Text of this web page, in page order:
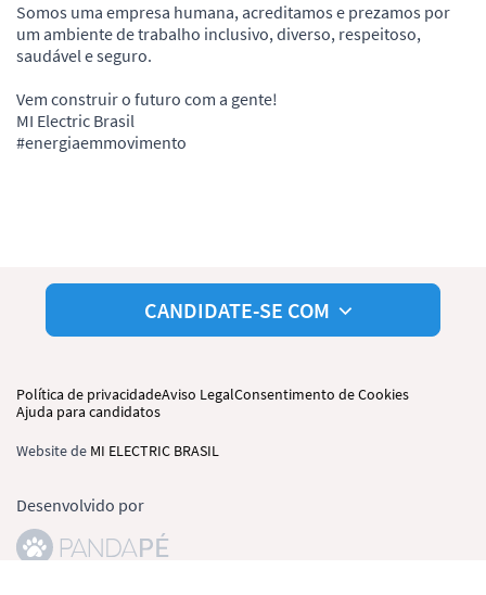
Somos uma empresa humana, acreditamos e prezamos por
um ambiente de trabalho inclusivo, diverso, respeitoso,
saudável e seguro.
Vem construir o futuro com a gente!
MI Electric Brasil
#energiaemmovimento
CANDIDATE-SE COM
Política de privacidadeAviso LegalConsentimento de Cookies
Ajuda para candidatos
Website de MI ELECTRIC BRASIL
Desenvolvido por